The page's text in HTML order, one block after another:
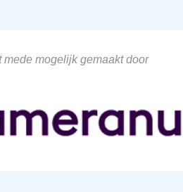
mede mogelijk gemaakt door